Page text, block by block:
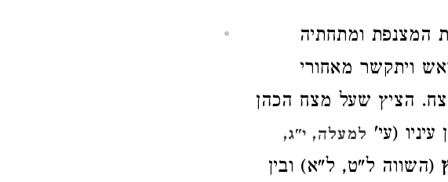
המצנפת ומתחתיה
ויתקשר מאחורי
הציץ שעל מצח הכהן
(עי' למעלה, י"ג,
(השווה ל"ט, ל"א) ובין